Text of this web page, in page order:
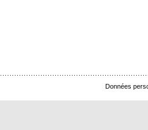
Données